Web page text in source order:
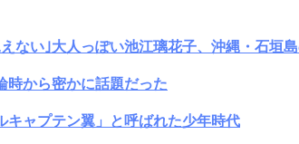
ない｣大人っぽい池江璃花子、沖縄・石垣
から密かに話題だった
ャプテン翼」と呼ばれた少年時代